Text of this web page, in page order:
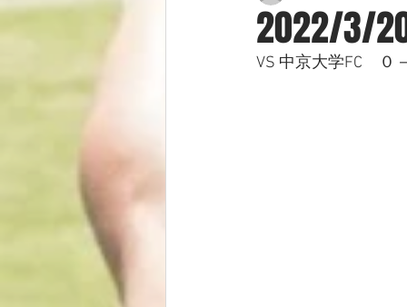
2022/3/
VS 中京大学FC　０